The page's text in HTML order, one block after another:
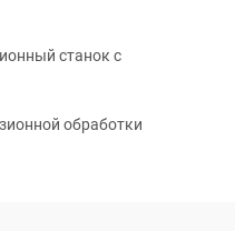
станок с
обработки